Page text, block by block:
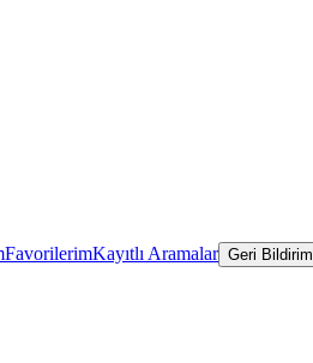
FavorilerimKayıtlı Aramalar Geri Bildirim